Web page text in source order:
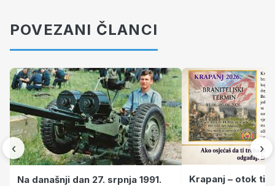
POVEZANI ČLANCI
‹
Na današnji dan 27. srpnja 1991.
Krapanj – otok
›